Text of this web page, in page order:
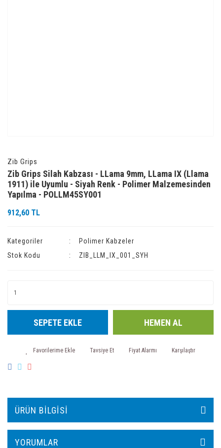
Zib Grips
Zib Grips Silah Kabzası - LLama 9mm, LLama IX (Llama
1911) ile Uyumlu - Siyah Renk - Polimer Malzemesinden
Yapılma - POLLM45SY001
912,60 TL
Kategoriler
Polimer Kabzeler
Stok Kodu
ZIB_LLM_IX_001_SYH
SEPETE EKLE HEMEN AL
Tavsiye Et Fiyat Alarmı Karşılaştır
ÜRÜN BILGISI
YORUMLAR